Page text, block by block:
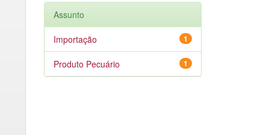
Assunto
1
Importação
1
Produto Pecuário